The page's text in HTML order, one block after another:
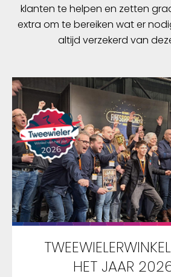
klanten te helpen en zetten
extra om te bereiken wat er
altijd verzekerd van
HET JAAR